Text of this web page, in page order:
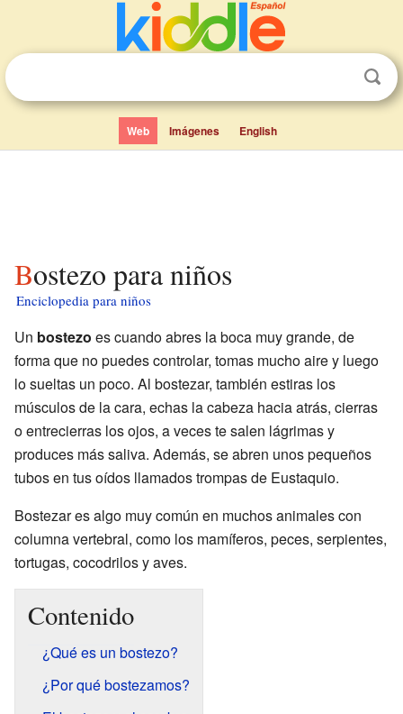
Web Imágenes English
Bostezo para niños
Enciclopedia para niños
Un bostezo es cuando abres la boca muy grande, de
forma que no puedes controlar, tomas mucho aire y luego
lo sueltas un poco. Al bostezar, también estiras los
músculos de la cara, echas la cabeza hacia atrás, cierras
o entrecierras los ojos, a veces te salen lágrimas y
produces más saliva. Además, se abren unos pequeños
tubos en tus oídos llamados trompas de Eustaquio.
Bostezar es algo muy común en muchos animales con
columna vertebral, como los mamíferos, peces, serpientes,
tortugas, cocodrilos y aves.
Contenido
¿Qué es un bostezo?
¿Por qué bostezamos?